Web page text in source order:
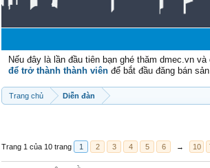
Nếu đây là lần đầu tiên bạn ghé thăm dmec.vn
để trở thành thành viên để bắt đầu đăng bán
Trang chủ Diễn đàn
Trang 1 của 10 trang 1 2 3 4 5 6 → 10